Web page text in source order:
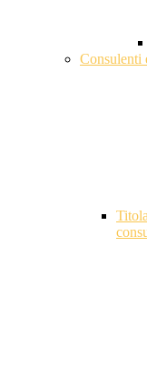
Consulenti